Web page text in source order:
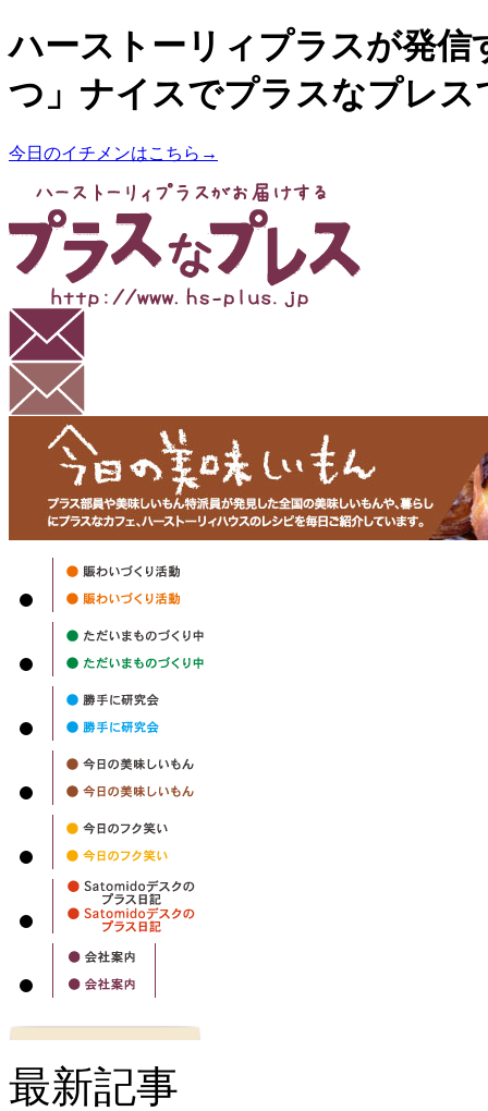
ハーストーリィプラスが発信
つ」ナイスでプラスなプレス
今日のイチメンはこちら→
最新記事